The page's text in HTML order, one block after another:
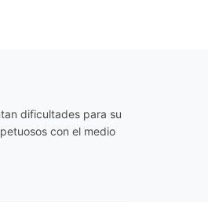
dificultades para su
con el medio